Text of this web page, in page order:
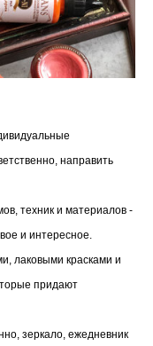
направить
техник и материалов -
и интересное.
лаковыми красками и
придают
зеркало, ежедневник